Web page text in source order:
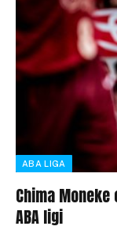
ABA LIGA
Chima
ABA ligi